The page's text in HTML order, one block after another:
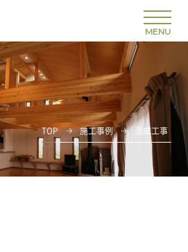
TOP 施工事例 造成工事